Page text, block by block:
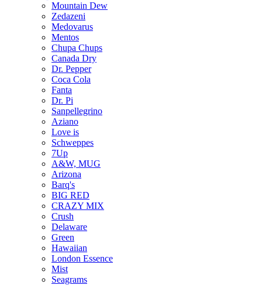
Mountain Dew
Zedazeni
Medovarus
Mentos
Chupa Chups
Canada Dry
Dr. Pepper
Coca Cola
Fanta
Dr. Pi
Sanpellegrino
Aziano
Love is
Schweppes
7Up
A&W, MUG
Arizona
Barq's
BIG RED
CRAZY MIX
Crush
Delaware
Green
Hawaiian
London Essence
Mist
Seagrams